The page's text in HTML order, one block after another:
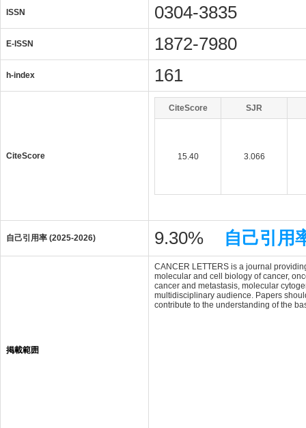
ISSN 0304-3835
E-ISSN 1872-7980
h-index 161
CiteScore
CiteScore SJR
15.40 3.066
自己引用率 (2025-2026) 9.30% 自己引用
掲載範囲
CANCER LETTERS is a journal
molecular and cell biology of cancer,
cancer and metastasis, molecular
multidisciplinary audience. Papers
contribute to the understanding of the